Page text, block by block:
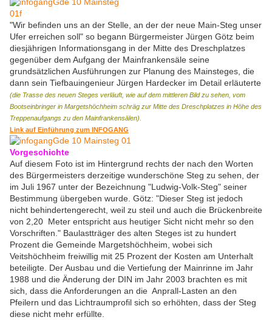
"Wir befinden uns an der Stelle, an der der neue Main-Steg unser
Ufer erreichen soll" so begann Bürgermeister Jürgen Götz beim
diesjährigen Informationsgang in der Mitte des Dreschplatzes
gegenüber dem Aufgang der Mainfrankensäle seine
grundsätzlichen Ausführungen zur Planung des Mainsteges, die
dann sein Tiefbauingenieur Jürgen Hardecker im Detail erläuterte
(die Trasse des neuen Steges verläuft, wie auf dem mittleren Bild zu sehen, vom
Bootseinbringer in Margetshöchheim schräg zur Mitte des Dreschplatzes in Höhe des
Treppenaufgangs zu den Mainfrankensälen).
Link auf Einführung zum INFOGANG
Vorgeschichte
Auf diesem Foto ist im Hintergrund rechts der nach den Worten
des Bürgermeisters derzeitige wunderschöne Steg zu sehen, der
im Juli 1967 unter der Bezeichnung "Ludwig-Volk-Steg" seiner
Bestimmung übergeben wurde. Götz: "Dieser Steg ist jedoch
nicht behindertengerecht, weil zu steil und auch die Brückenbreite
von 2,20 Meter entspricht aus heutiger Sicht nicht mehr so den
Vorschriften." Baulastträger des alten Steges ist zu hundert
Prozent die Gemeinde Margetshöchheim, wobei sich
Veitshöchheim freiwillig mit 25 Prozent der Kosten am Unterhalt
beteiligte. Der Ausbau und die Vertiefung der Mainrinne im Jahr
1988 und die Änderung der DIN im Jahr 2003 brachten es mit
sich, dass die Anforderungen an die Anprall-Lasten an den
Pfeilern und das Lichtraumprofil sich so erhöhten, dass der Steg
diese nicht mehr erfüllte.